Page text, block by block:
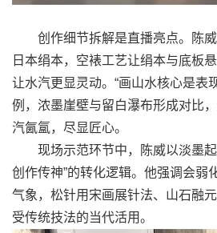
创作细节拆解是直播亮点。陈
日本绢本，空裱工艺让绢本与底板
让水汽更显灵动。“画山水核心是表
例，浓墨崖壁与留白瀑布形成对比
汽氤氲，尽显匠心。
现场示范环节中，陈威以淡墨起
创作传神”的转化逻辑。他强调会弱
气象，松针用宋画展针法、山石融
受传统技法的当代活用。